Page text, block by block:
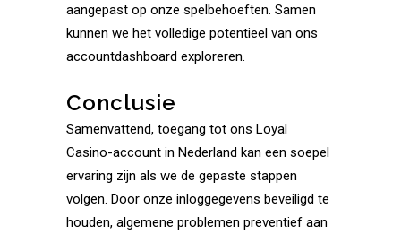
aangepast op onze spelbehoeften. Samen
kunnen we het volledige potentieel van ons
accountdashboard exploreren.
Conclusie
Samenvattend, toegang tot ons Loyal
Casino-account in Nederland kan een soepel
ervaring zijn als we de gepaste stappen
volgen. Door onze inloggegevens beveiligd te
houden, algemene problemen preventief aan